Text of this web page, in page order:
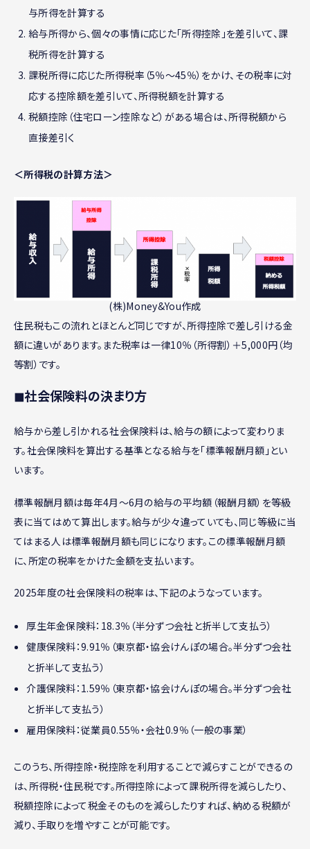
与所得を計算する
給与所得から、個々の事情に応じた「所得控除」を差引いて、課
税所得を計算する
課税所得に応じた所得税率（5％～45％）をかけ、その税率に対
応する控除額を差引いて、所得税額を計算する
税額控除（住宅ローン控除など）がある場合は、所得税額から
直接差引く
＜所得税の計算方法＞
(株)Money&You作成
住民税もこの流れとほとんど同じですが、所得控除で差し引ける金
額に違いがあります。また税率は一律10％（所得割）＋5,000円（均
等割）です。
◼︎社会保険料の決まり方
給与から差し引かれる社会保険料は、給与の額によって変わりま
す。社会保険料を算出する基準となる給与を「標準報酬月額」とい
います。
標準報酬月額は毎年4月〜6月の給与の平均額（報酬月額）を等級
表に当てはめて算出します。給与が少々違っていても、同じ等級に当
てはまる人は標準報酬月額も同じになります。この標準報酬月額
に、所定の税率をかけた金額を支払います。
2025年度の社会保険料の税率は、下記のようなっています。
厚生年金保険料：18.3％（半分ずつ会社と折半して支払う）
健康保険料：9.91％（東京都・協会けんぽの場合。半分ずつ会社
と折半して支払う）
介護保険料：1.59％（東京都・協会けんぽの場合。半分ずつ会社
と折半して支払う）
雇用保険料：従業員0.55％・会社0.9％（一般の事業）
このうち、所得控除・税控除を利用することで減らすことができるの
は、所得税・住民税です。所得控除によって課税所得を減らしたり、
税額控除によって税金そのものを減らしたりすれば、納める税額が
減り、手取りを増やすことが可能です。